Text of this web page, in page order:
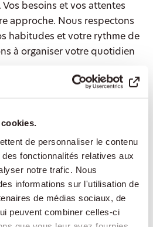
de personnaliser le contenu
fonctionnalités relatives aux
notre trafic. Nous
informations sur l'utilisation de
de médias sociaux, de
peuvent combiner celles-ci
besoins et vos attentes
approche. Nous respectons
habitudes et votre rythme de
à organiser votre quotidien
24/24
de jour comme de
à vivre chez soi en toute
déménager en
social.